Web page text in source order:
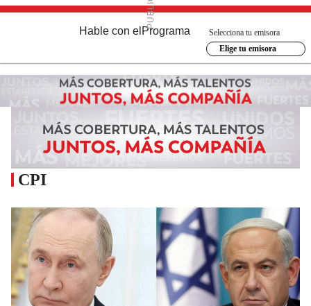
Hable con el Programa
Selecciona tu emisora
Elige tu emisora
CPI